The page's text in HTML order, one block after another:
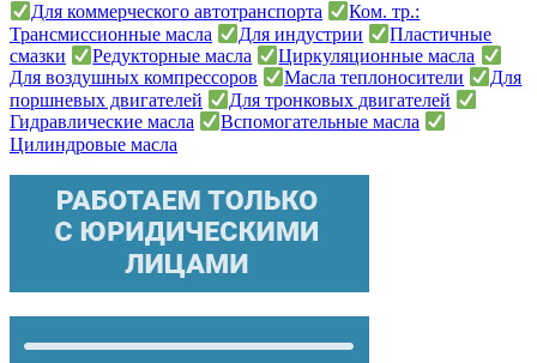
Для коммерческого автотранспорта
Ком. тр.:
Трансмиссионные масла
Для индустрии
Пластичные
смазки
Редукторные масла
Циркуляционные масла
Для воздушных компрессоров
Масла теплоносители
Для
поршневых двигателей
Для тронковых двигателей
Гидравлические масла
Вспомогательные масла
Цилиндровые масла